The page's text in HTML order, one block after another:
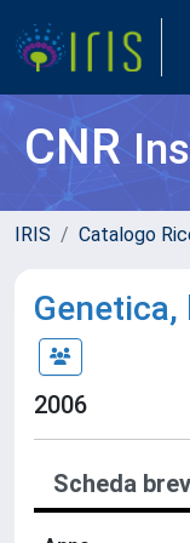
CNR
IRIS Catalogo
2006
Scheda